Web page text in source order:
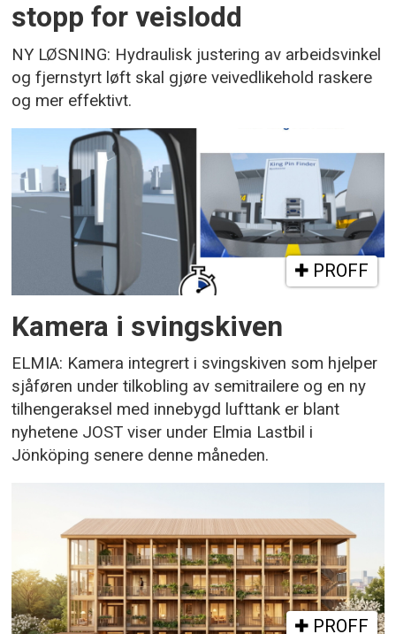
stopp for veislodd
NY LØSNING: Hydraulisk justering av arbeidsvinkel
og fjernstyrt løft skal gjøre veivedlikehold raskere
og mer effektivt.
PROFF
Kamera i svingskiven
ELMIA: Kamera integrert i svingskiven som hjelper
sjåføren under tilkobling av semitrailere og en ny
tilhengeraksel med innebygd lufttank er blant
nyhetene JOST viser under Elmia Lastbil i
Jönköping senere denne måneden.
PROFF